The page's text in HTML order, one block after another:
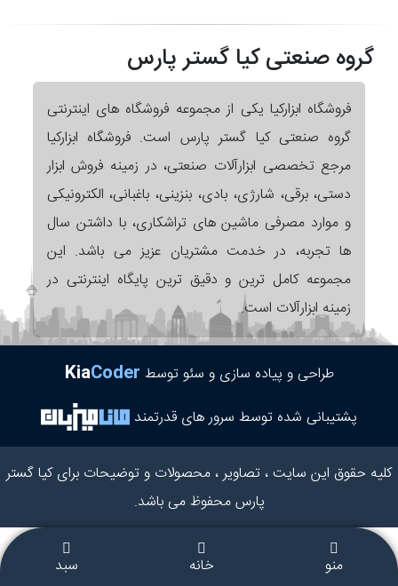
گروه صنعتی کیا گستر پارس
فروشگاه ابزارکیا یکی از مجموعه فروشگاه های اینترنتی
گروه صنعتی کیا گستر پارس است. فروشگاه ابزارکیا
مرجع تخصصی ابزارآلات صنعتی، در زمینه فروش ابزار
دستی، برقی، شارژی، بادی، بنزینی، باغبانی، الکترونیکی
و موارد مصرفی ماشین های تراشکاری، با داشتن سال
ها تجربه، در خدمت مشتریان عزیز می باشد. این
مجموعه کامل ترین و دقیق ترین پایگاه اینترنتی در
زمینه ابزارآلات است.
طراحی و پیاده سازی و سئو توسط KiaCoder
پشتیبانی شده توسط سرور های قدرتمند
کلیه حقوق این سایت ، تصاویر ، محصولات و توضیحات برای کیا گستر
پارس محفوظ می باشد.
منو خانه سبد